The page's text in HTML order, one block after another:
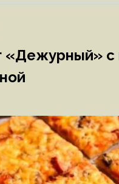
«Дежурный» с